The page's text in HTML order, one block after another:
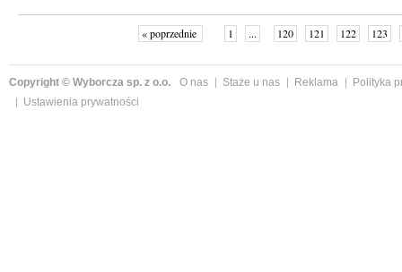
« poprzednie 1 ... 120 121 122 123
Copyright © Wyborcza sp. z o.o. O nas Staże u nas Reklama
Polityka
Ustawienia prywatności